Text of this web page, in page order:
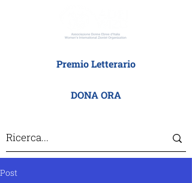
Premio Letterario
DONA ORA
Post